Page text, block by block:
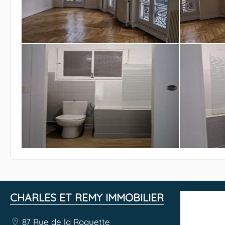
CHARLES ET REMY IMMOBILIER
87 Rue de la Roquette